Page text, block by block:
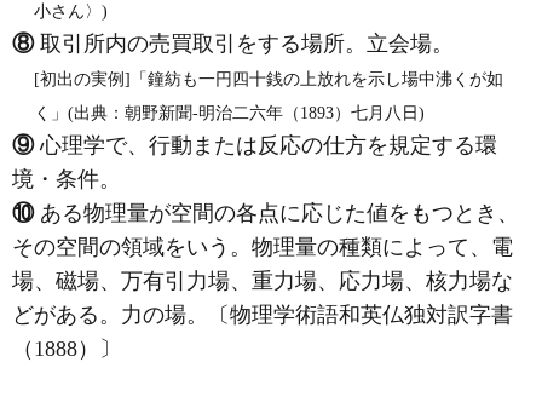
小さん〉)
⑧取引所内の売買取引をする場所。立会場。
[初出の実例]「鐘紡も一円四十銭の上放れを示し場中沸くが如
く」(出典：朝野新聞‐明治二六年（1893）七月八日)
⑨心理学で、行動または反応の仕方を規定する環
境・条件。
⑩ある物理量が空間の各点に応じた値をもつとき、
その空間の領域をいう。物理量の種類によって、電
場、磁場、万有引力場、重力場、応力場、核力場な
どがある。力の場。〔物理学術語和英仏独対訳字書
（1888）〕